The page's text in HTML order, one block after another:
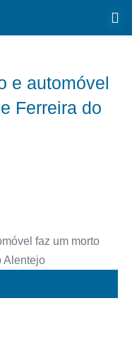
e automóvel
Ferreira do